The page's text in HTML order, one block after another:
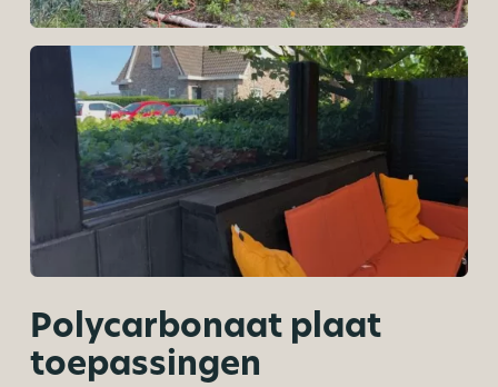
Polycarbonaat plaat
toepassingen